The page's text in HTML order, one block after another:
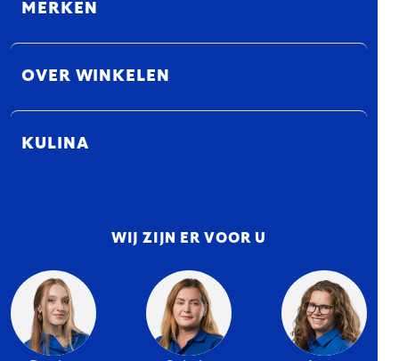
MERKEN
OVER WINKELEN
KULINA
WIJ ZIJN ER VOOR U